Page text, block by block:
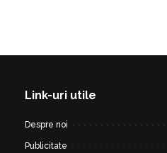
Link-uri utile
Despre noi
Publicitate